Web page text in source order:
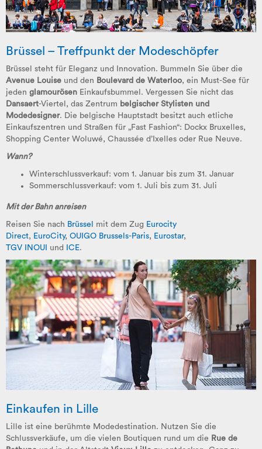
Brüssel – Treffpunkt der Modeschöpfer
Brüssel steht für Eleganz und Innovation. Bummeln Sie über die
Avenue Louise und den Boulevard de Waterloo, ein Must-See für
jeden glamourösen Einkaufsbummel. Vergessen Sie nicht das
Dansaert-Viertel, das Zentrum belgischer Stylisten und
Modedesigner. Die belgische Hauptstadt besitzt auch etliche
Einkaufszentren und Straßen für „Fast Fashion“: Dockx Bruxelles,
Shopping Center Woluwé, Chaussée d’Ixelles oder Rue Neuve.
Wann?
Winterschlussverkauf: vom 1. Januar bis zum 31. Januar
Sommerschlussverkauf: vom 1. Juli bis zum 31. Juli
Mit der Bahn anreisen
Reisen Sie nach Brüssel mit dem Zug Eurocity
Direct, EuroCity, OUIGO Brussels-Paris, Eurostar,
TGV
INOUI und ICE.
Einkaufen in Lille
Lille ist eine berühmte Modedestination. Nutzen Sie die
Schlussverkäufe, um die vielen Boutiquen rund um die Rue de